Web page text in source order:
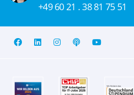
+49 60 21 . 38 81 75 51